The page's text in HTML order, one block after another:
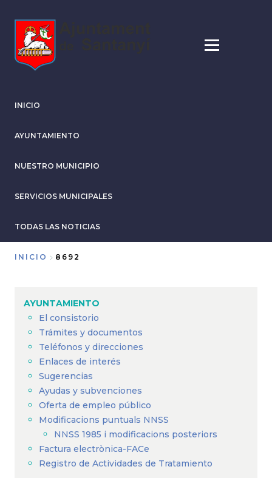
contenido
principal
INICIO
AYUNTAMIENTO
NUESTRO MUNICIPIO
SERVICIOS MUNICIPALES
TODAS LAS NOTICIAS
enlaces
de
ayuda
navegación
INICIO 8692
AYUNTAMIENTO
El consistorio
Trámites y documentos
Teléfonos y direcciones
Enlaces de interés
Sugerencias
Ayudas y subvenciones
Oferta de empleo público
Modificacions puntuals NNSS
NNSS 1985 i modificacions posteriors
Factura electrònica-FACe
Registro de Actividades de Tratamiento